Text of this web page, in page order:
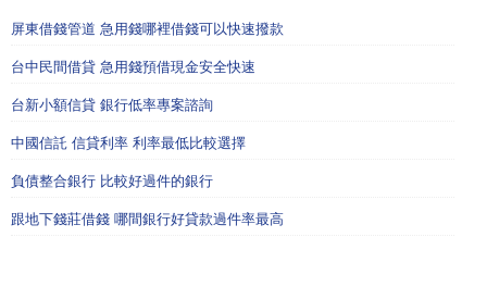
屏東借錢管道 急用錢哪裡借錢可以快速撥款
台中民間借貸 急用錢預借現金安全快速
台新小額信貸 銀行低率專案諮詢
中國信託 信貸利率 利率最低比較選擇
負債整合銀行 比較好過件的銀行
跟地下錢莊借錢 哪間銀行好貸款過件率最高